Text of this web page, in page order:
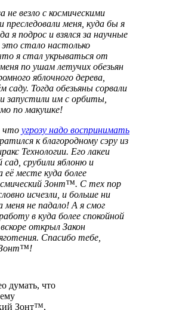
не везло с космическими
преследовали меня, куда бы я
я подрос и взялся за научные
это стало настолько
я стал укрываться от
по ушам летучих обезьян
яблочного дерева,
саду. Тогда обезьяны сорвали
запустили им с орбиты,
по макушке!
что угрозу надо воспринимать
к благородному сэру из
Технологии. Его лакеи
сад, срубили яблоню и
её месте куда более
Зонт™. С тех пор
исчезли, и больше ни
меня не падало! А я смог
в куда более спокойной
открыл Закон
Спасибо тебе,
Зонт™!
думать, что
Зонт™,